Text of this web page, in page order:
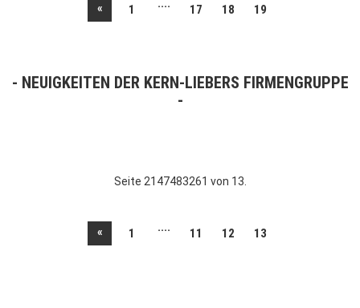
« 1 .... 17 18 19
NEUIGKEITEN DER KERN-LIEBERS FIRMENGRUPPE
Seite 2147483261 von 13.
« 1 .... 11 12 13